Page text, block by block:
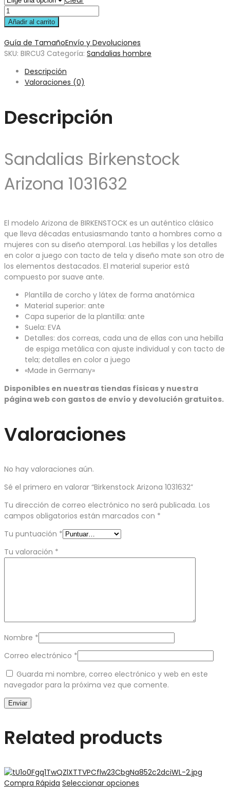
Añadir al carrito
Guía de TamañoEnvío y Devoluciones
SKU: BIRCU3 Categoría: Sandalias hombre
Descripción
Valoraciones (0)
Descripción
Sandalias Birkenstock
Arizona 1031632
El modelo Arizona de BIRKENSTOCK es un auténtico clásico
que lleva décadas entusiasmando tanto a hombres como a
mujeres con su diseño atemporal. Las hebillas y los detalles
en color a juego con tacto de tela y diseño mate son otro de
los elementos destacados. El material superior está
compuesto por suave ante.
Plantilla de corcho y látex de forma anatómica
Material superior: ante
Capa superior de la plantilla: ante
Suela: EVA
Detalles: dos correas, cada una de ellas con una hebilla
de espiga metálica con ajuste individual y con tacto de
tela; detalles en color a juego
«Made in Germany»
Disponibles en nuestras tiendas físicas y nuestra
página web con gastos de envío y devolución gratuitos.
Valoraciones
No hay valoraciones aún.
Sé el primero en valorar “Birkenstock Arizona 1031632”
Tu dirección de correo electrónico no será publicada. Los
campos obligatorios están marcados con *
Tu puntuación *
Tu valoración *
Nombre *
Correo electrónico *
Guarda mi nombre, correo electrónico y web en este
navegador para la próxima vez que comente.
Related products
Compra Rápida Seleccionar opciones